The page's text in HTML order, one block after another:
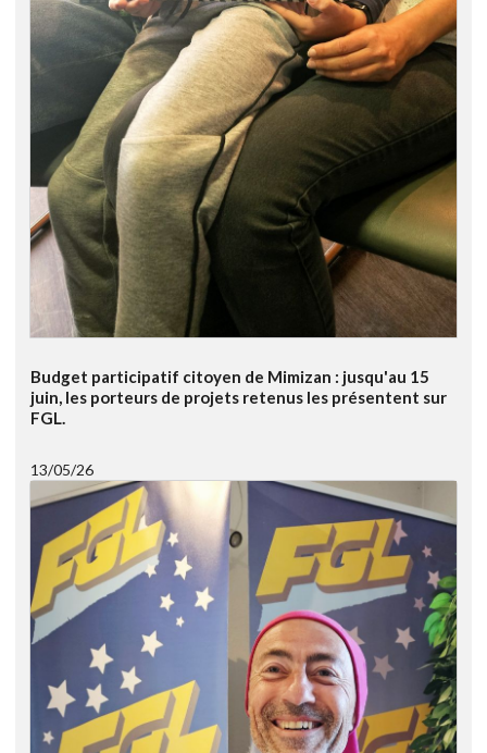
Budget participatif citoyen de Mimizan : jusqu'au 15
juin, les porteurs de projets retenus les présentent sur
FGL.
13/05/26